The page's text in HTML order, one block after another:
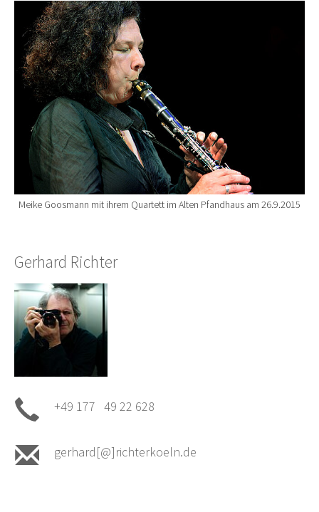
Show larger version for:
Meike Goosmann mit ihrem Quartett im Alten Pfandhaus am 26.9.2015
Gerhard Richter
+49 177 49 22 628
gerhard[@]richterkoeln.de